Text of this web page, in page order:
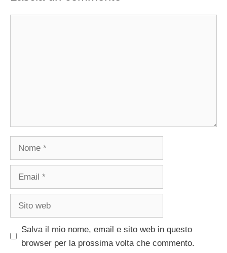
Salva il mio nome, email e sito web in questo
browser per la prossima volta che commento.